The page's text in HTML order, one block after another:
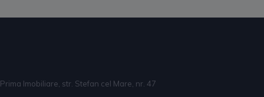
Prima Imobiliare, str. Stefan cel Mare, nr. 47